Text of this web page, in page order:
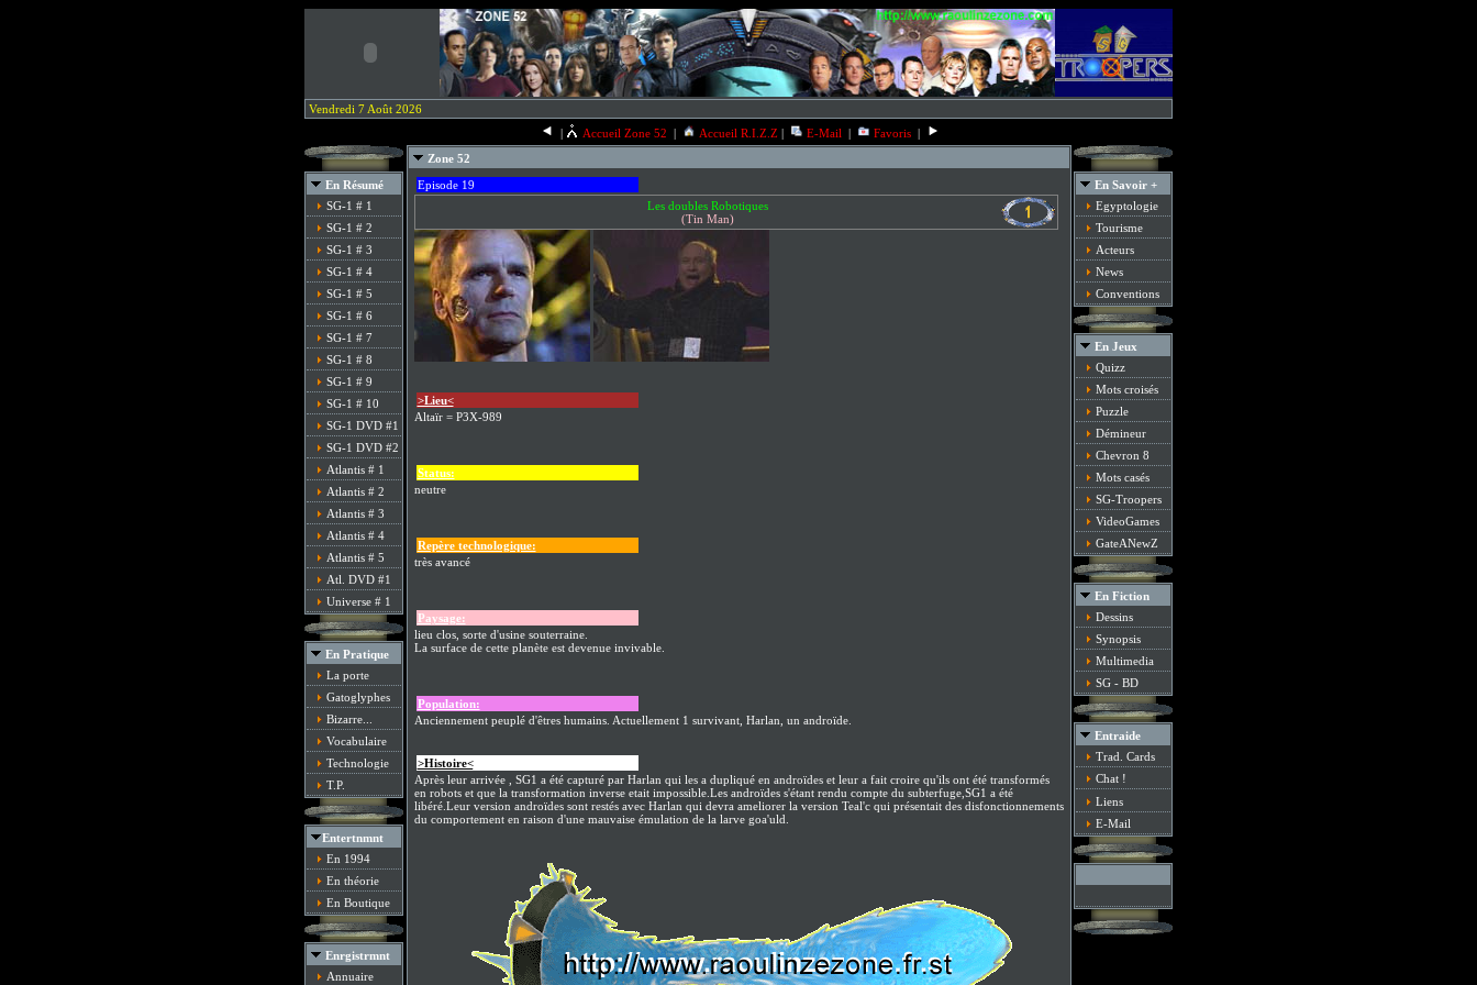
Vendredi 7 Août 2026
|
Accueil Zone 52 | Accueil R.I.Z.Z | E-Mail | Favoris |
En Résumé
SG-1 # 1
SG-1 # 2
SG-1 # 3
SG-1 # 4
SG-1 # 5
SG-1 # 6
SG-1 # 7
SG-1 # 8
SG-1 # 9
SG-1 # 10
SG-1 DVD #1
SG-1 DVD #2
Atlantis # 1
Atlantis # 2
Atlantis # 3
Atlantis # 4
Atlantis # 5
Atl. DVD #1
Universe # 1
En Pratique
La porte
Gatoglyphes
Bizarre...
Vocabulaire
Technologie
T.P.
Entertnmnt
En 1994
En théorie
En Boutique
Enrgistrmnt
Annuaire
Zone 52
Episode 19
Les doubles Robotiques
(Tin Man)
>Lieu<
Altaïr = P3X-989
Status:
neutre
Repère technologique:
très avancé
Paysage:
lieu clos, sorte d'usine souterraine.
La surface de cette planète est devenue invivable.
Population:
Anciennement peuplé d'êtres humains. Actuellement 1 survivant, Harlan, un androïde.
>Histoire</font>:
Après leur arrivée , SG1 a été capturé par Harlan qui les a dupliqué en androïdes et leur a fait croire qu'ils ont été transformés
en robots et que la transformation inverse etait impossible.Les androïdes s'étant rendu compte du subterfuge,SG1 a été
libéré.Leur version androïdes sont restés avec Harlan qui devra ameliorer la version Teal'c qui présentait des disfonctionnements
du comportement en raison d'une mauvaise émulation de la larve goa'uld.
En Savoir +
Egyptologie
Tourisme
Acteurs
News
Conventions
En Jeux
Quizz
Mots croisés
Puzzle
Démineur
Chevron 8
Mots casés
SG-Troopers
VideoGames
GateANewZ
En Fiction
Dessins
Synopsis
Multimedia
SG - BD
Entraide
Trad. Cards
Chat !
Liens
E-Mail